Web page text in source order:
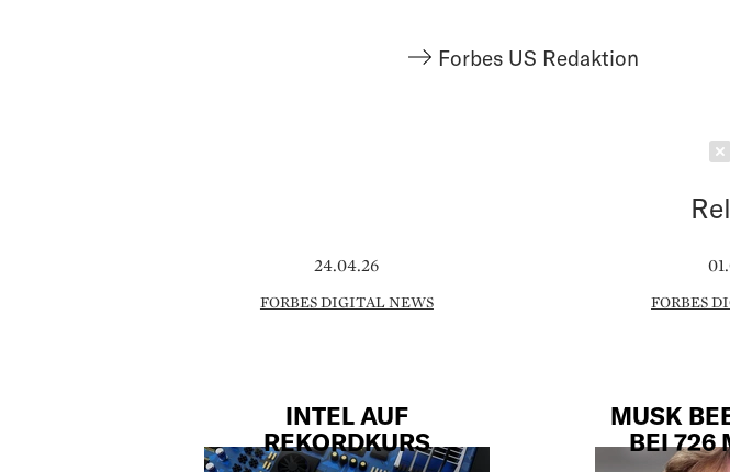
Forbes US Redaktion
24.04.26
FORBES DIGITAL NEWS
INTEL AUF
REKORDKURS
FORBES
MUSK
BEI 726